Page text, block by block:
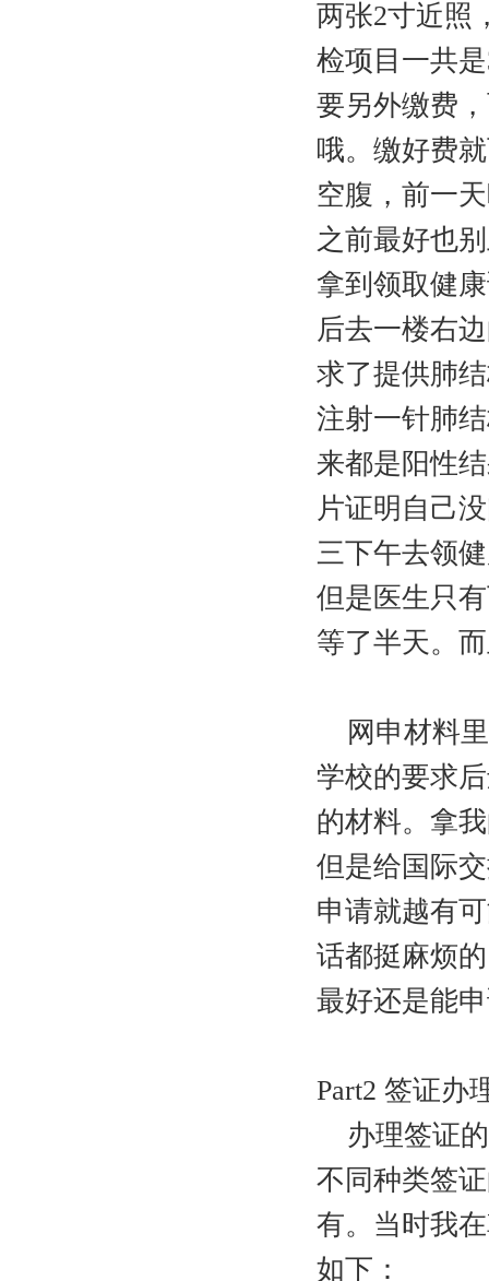
两张2寸近照
检项目一共
要另外缴费
哦。缴好费
空腹，前一
之前最好也
拿到领取健
后去一楼右
求了提供肺
注射一针肺
来都是阳性
片证明自己
三下午去领
但是医生只
等了半天。
网申材料里
学校的要求
的材料。拿
但是给国际
申请就越有
话都挺麻烦
最好还是能
Part2 签证办
办理签证的
不同种类签
有。当时我
如下：